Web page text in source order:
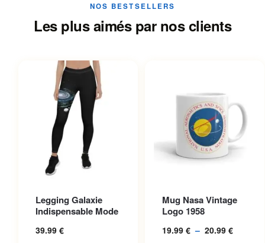
NOS BESTSELLERS
Les plus aimés par nos clients
Legging Galaxie
Indispensable Mode
39.99 €
variations. Les options
peuvent être choisies sur la
page du produit
Mug Nasa Vintage
Logo 1958
19.99 € – 20.99 €
variations. Les options
peuvent être choisies sur la
page du produit